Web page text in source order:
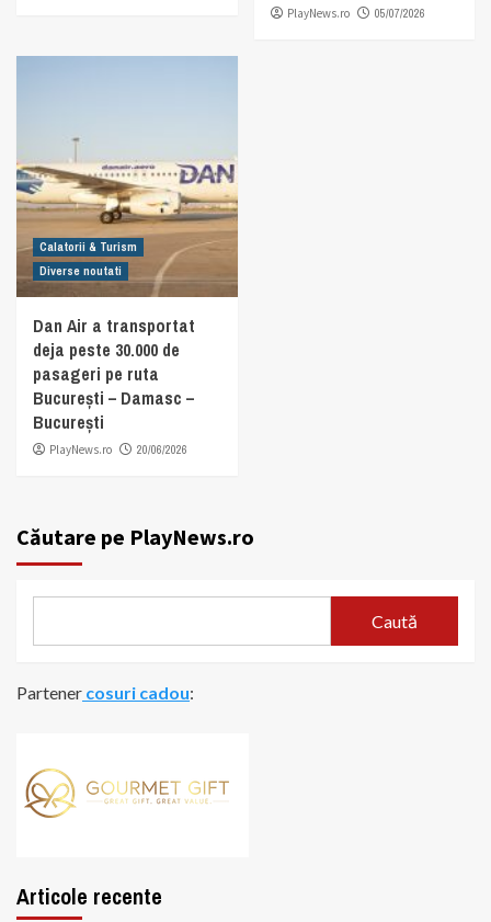
PlayNews.ro 05/07/2026
Calatorii & Turism
Diverse noutati
Dan Air a transportat
deja peste 30.000 de
pasageri pe ruta
București – Damasc –
București
PlayNews.ro 20/06/2026
Căutare pe PlayNews.ro
Caută
Partener cosuri cadou:
Articole recente